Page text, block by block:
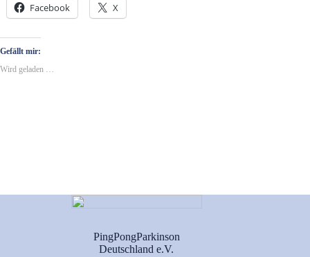
Facebook X
Gefällt mir:
Wird geladen …
PingPongParkinson
Deutschland e.V.